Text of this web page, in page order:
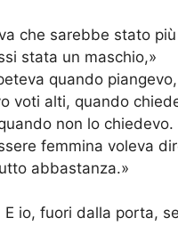
che sarebbe stato più
stata un maschio,»
quando piangevo,
voti alti, quando
non lo chiedevo.
femmina voleva
abbastanza.»
E io, fuori dalla porta,